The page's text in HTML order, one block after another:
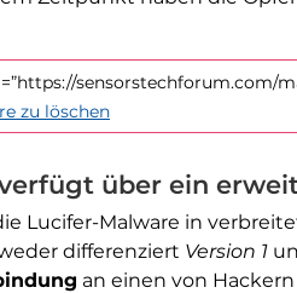
sensorstechforum.com/
zu löschen
über ein
Lucifer-Malware in
differenziert Version 1
an einen von